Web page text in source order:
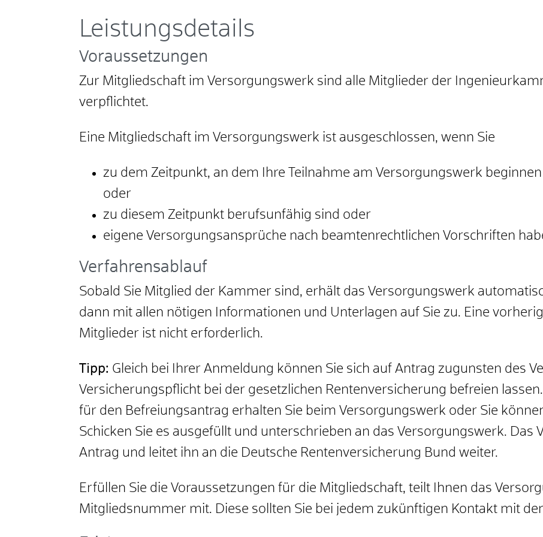
Leistungsdetails
Voraussetzungen
Zur Mitgliedschaft im Versorgungswerk sind alle Mitglieder der
verpflichtet.
Eine Mitgliedschaft im Versorgungswerk ist ausgeschlossen, wenn Sie
zu dem Zeitpunkt, an dem Ihre Teilnahme am Versorgungswerk
oder
zu diesem Zeitpunkt berufsunfähig sind oder
eigene Versorgungsansprüche nach beamtenrechtlichen Vorschriften
Verfahrensablauf
Sobald Sie Mitglied der Kammer sind, erhält das Versorgungswerk
dann mit allen nötigen Informationen und Unterlagen auf Sie zu. Eine
Mitglieder ist nicht erforderlich.
Tipp: Gleich bei Ihrer Anmeldung können Sie sich auf Antrag zugunsten des
Versicherungspflicht bei der gesetzlichen Rentenversicherung befreien
für den Befreiungsantrag erhalten Sie beim Versorgungswerk oder Sie
Schicken Sie es ausgefüllt und unterschrieben an das Versorgungswerk. Das
Antrag und leitet ihn an die Deutsche Rentenversicherung Bund weiter.
Erfüllen Sie die Voraussetzungen für die Mitgliedschaft, teilt Ihnen das
Mitgliedsnummer mit. Diese sollten Sie bei jedem zukünftigen Kontakt mit